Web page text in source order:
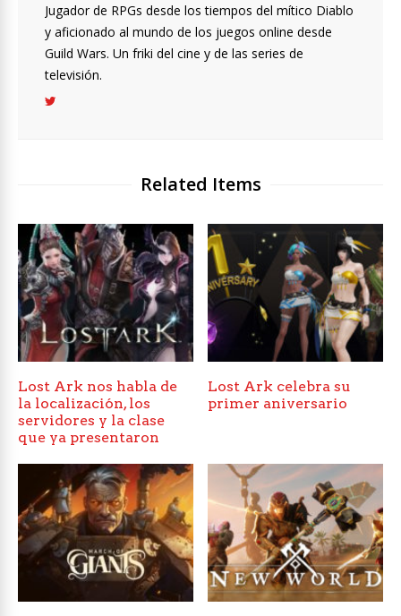
Jugador de RPGs desde los tiempos del mítico Diablo
y aficionado al mundo de los juegos online desde
Guild Wars. Un friki del cine y de las series de
televisión.
Related Items
Lost Ark nos habla de
la localización, los
servidores y la clase
que ya presentaron
Lost Ark celebra su
primer aniversario